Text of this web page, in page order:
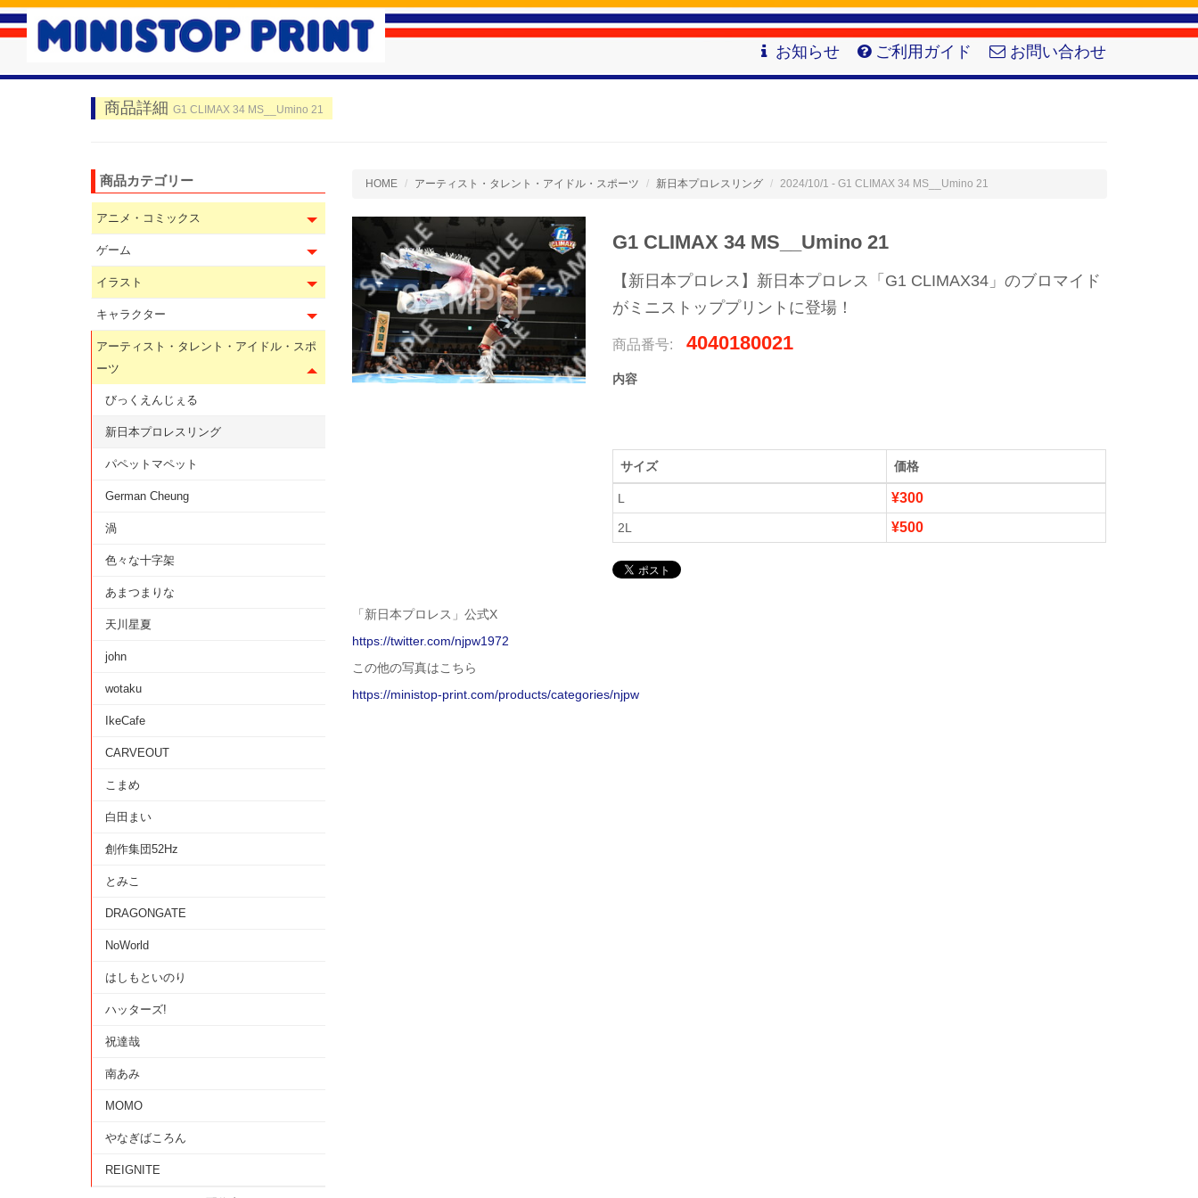
お知らせ ご利用ガイド お問い合わせ
商品詳細 G1 CLIMAX 34 MS__Umino 21
HOME アーティスト・タレント・アイドル・スポーツ 新日本プロレスリング 2024/10/1 - G1 CLIMAX 34 MS__Umino 21
G1 CLIMAX 34 MS__Umino 21
【新日本プロレス】新日本プロレス「G1 CLIMAX34」のブロマイド
がミニストッププリントに登場！
商品番号: 4040180021
内容
サイズ 価格
L ¥300
2L ¥500
「新日本プロレス」公式X
https://twitter.com/njpw1972
この他の写真はこちら
https://ministop-print.com/products/categories/njpw
商品カテゴリー
アニメ・コミックス
ゲーム
イラスト
キャラクター
アーティスト・タレント・アイドル・スポ
ーツ
びっくえんじぇる
新日本プロレスリング
パペットマペット
German Cheung
渦
色々な十字架
あまつまりな
天川星夏
john
wotaku
IkeCafe
CARVEOUT
こまめ
白田まい
創作集団52Hz
とみこ
DRAGONGATE
NoWorld
はしもといのり
ハッターズ!
祝達哉
南あみ
MOMO
やなぎばころん
REIGNITE